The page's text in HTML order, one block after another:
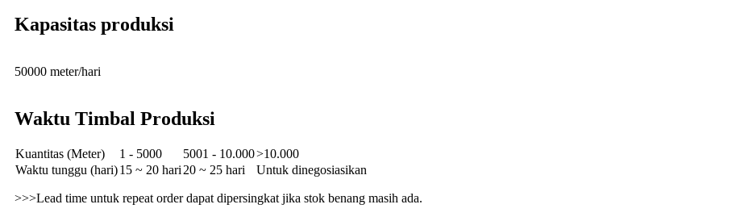
Kapasitas produksi
50000 meter/hari
Waktu Timbal Produksi
Kuantitas (Meter) 1 - 5000 5001 - 10.000>10.000
Waktu tunggu (hari)15 ~ 20 hari 20 ~ 25 hari Untuk dinegosiasikan
>>>Lead time untuk repeat order dapat dipersingkat jika stok benang masih ada.